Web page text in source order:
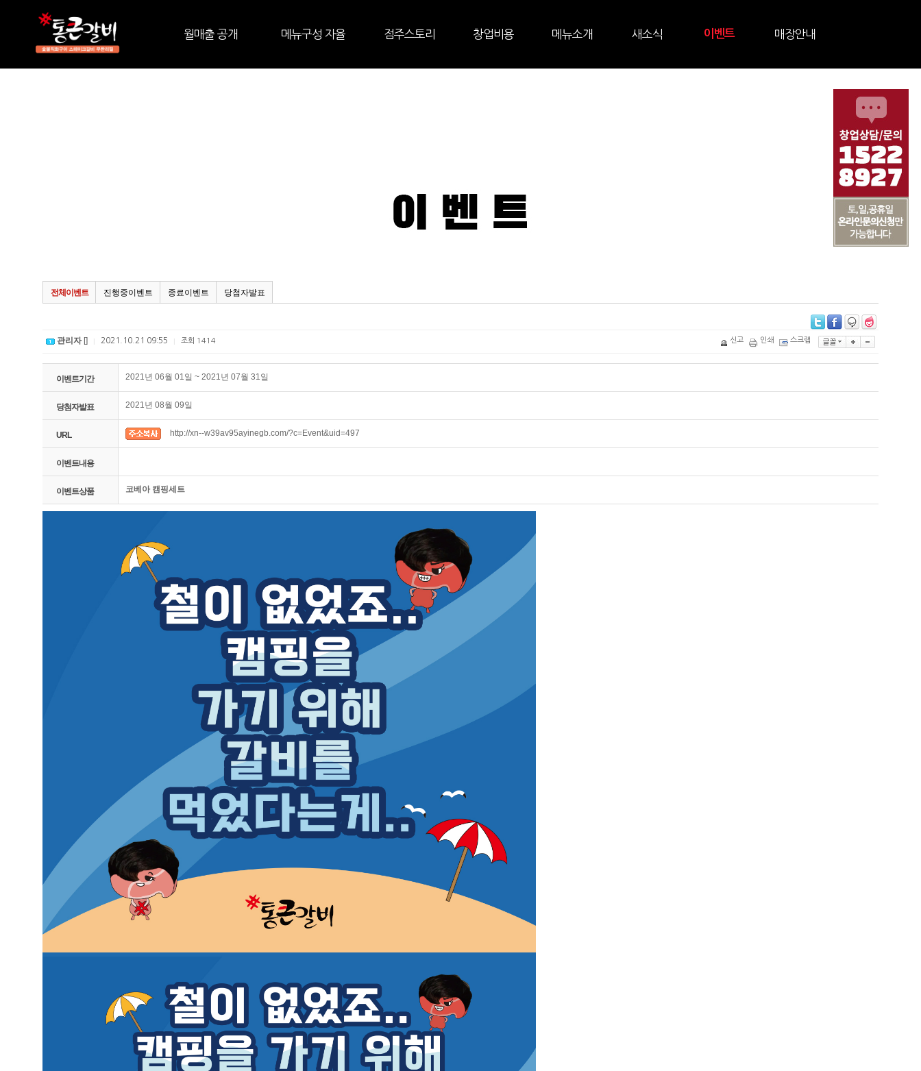
월매출 공개 메뉴구성 자율 점주스토리 창업비용 메뉴소개 새소식 이벤트 매장안내
전체이벤트 진행중이벤트 종료이벤트 당첨자발표
관리자[] 2021.10.21 09:55 조회 1414 신고 인쇄 스크랩
이벤트기간 2021년 06월 01일 ~ 2021년 07월 31일
당첨자발표 2021년 08월 09일
URL http://xn--w39av95ayinegb.com/?c=Event&uid=497
이벤트내용
이벤트상품 코베아 캠핑세트